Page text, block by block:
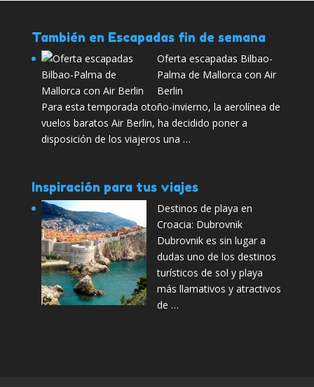
También en Escapadas fin de semana
Oferta escapadas Bilbao-
Palma de Mallorca con Air
Berlin
Para esta temporada otoño-invierno, la aerolínea de
vuelos baratos Air Berlin, ha decidido poner a
disposición de los viajeros una …
Inspiración para tus viajes
Destinos de playa en
Croacia: Dubrovnik
Dubrovnik es sin lugar a
dudas uno de los destinos
turísticos de sol y playa
más llamativos y atractivos
de …